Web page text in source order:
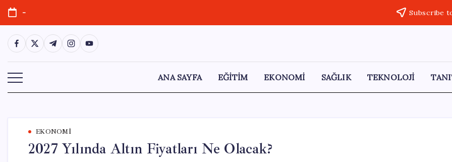
Skip
content
- Subscribe
https://www.facebook.com/
https://twitter.com/
https://t.me/
https://www.instagram.com/
https://youtube.com/
ANA SAYFA EĞİTİM EKONOMİ SAĞLIK TEKNOLOJİ
EKONOMI
2027 Yılında Altın Fiyatları Ne Olacak?